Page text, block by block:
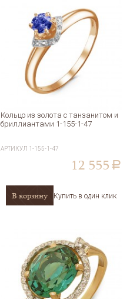
Кольцо из золота с танзанитом и
бриллиантами 1-155-1-47
АРТИКУЛ 1-155-1-47
12 555 a
В корзину Купить в один клик